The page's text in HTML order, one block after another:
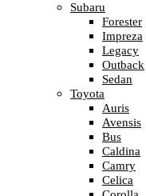
Subaru
Forester
Impreza
Legacy
Outback
Sedan
Toyota
Auris
Avensis
Bus
Caldina
Camry
Celica